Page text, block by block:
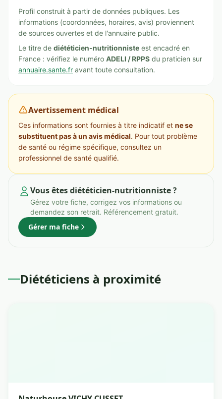
Profil construit à partir de données publiques. Les
informations (coordonnées, horaires, avis) proviennent
de sources ouvertes et de l'annuaire public.
Le titre de diététicien-nutritionniste est encadré en
France : vérifiez le numéro ADELI / RPPS du praticien sur
annuaire.sante.fr avant toute consultation.
Avertissement médical
Ces informations sont fournies à titre indicatif et ne se
substituent pas à un avis médical. Pour tout problème
de santé ou régime spécifique, consultez un
professionnel de santé qualifié.
Vous êtes diététicien-nutritionniste ?
Gérez votre fiche, corrigez vos informations ou
demandez son retrait. Référencement gratuit.
Gérer ma fiche
Diététiciens à proximité